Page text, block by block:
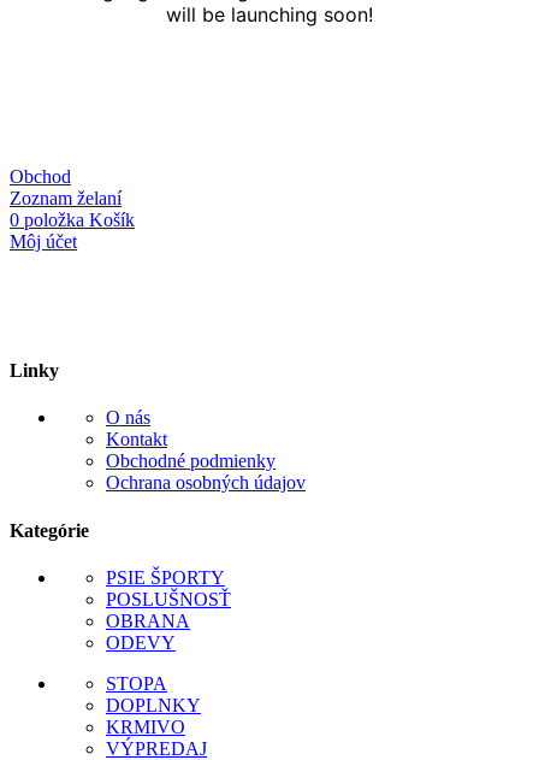
will be launching soon!
Obchod
Zoznam želaní
0 položka Košík
Môj účet
Linky
O nás
Kontakt
Obchodné podmienky
Ochrana osobných údajov
Kategórie
PSIE ŠPORTY
POSLUŠNOSŤ
OBRANA
ODEVY
STOPA
DOPLNKY
KRMIVO
VÝPREDAJ